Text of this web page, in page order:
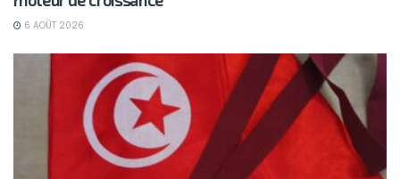
6 AOÛT 2026